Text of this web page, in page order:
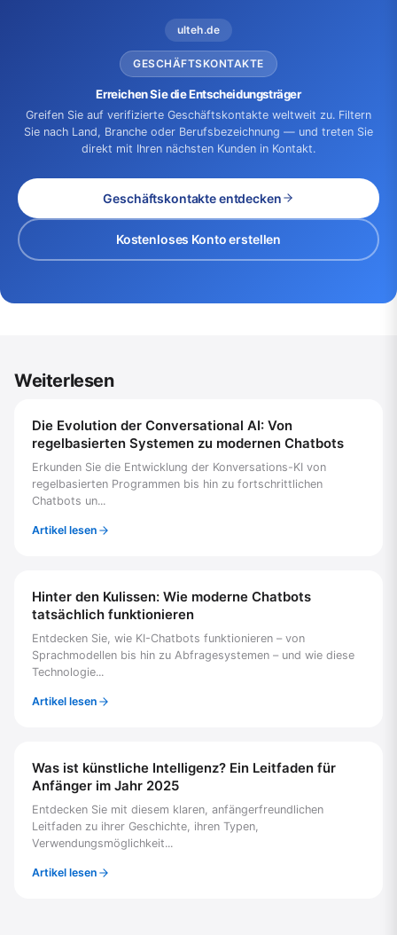
ulteh.de
GESCHÄFTSKONTAKTE
Erreichen Sie die Entscheidungsträger
Greifen Sie auf verifizierte Geschäftskontakte weltweit zu. Filtern
Sie nach Land, Branche oder Berufsbezeichnung — und treten Sie
direkt mit Ihren nächsten Kunden in Kontakt.
Geschäftskontakte entdecken
Kostenloses Konto erstellen
Weiterlesen
Die Evolution der Conversational AI: Von
regelbasierten Systemen zu modernen Chatbots
Erkunden Sie die Entwicklung der Konversations-KI von
regelbasierten Programmen bis hin zu fortschrittlichen
Chatbots un...
Artikel lesen
Hinter den Kulissen: Wie moderne Chatbots
tatsächlich funktionieren
Entdecken Sie, wie KI-Chatbots funktionieren – von
Sprachmodellen bis hin zu Abfragesystemen – und wie diese
Technologie...
Artikel lesen
Was ist künstliche Intelligenz? Ein Leitfaden für
Anfänger im Jahr 2025
Entdecken Sie mit diesem klaren, anfängerfreundlichen
Leitfaden zu ihrer Geschichte, ihren Typen,
Verwendungsmöglichkeit...
Artikel lesen